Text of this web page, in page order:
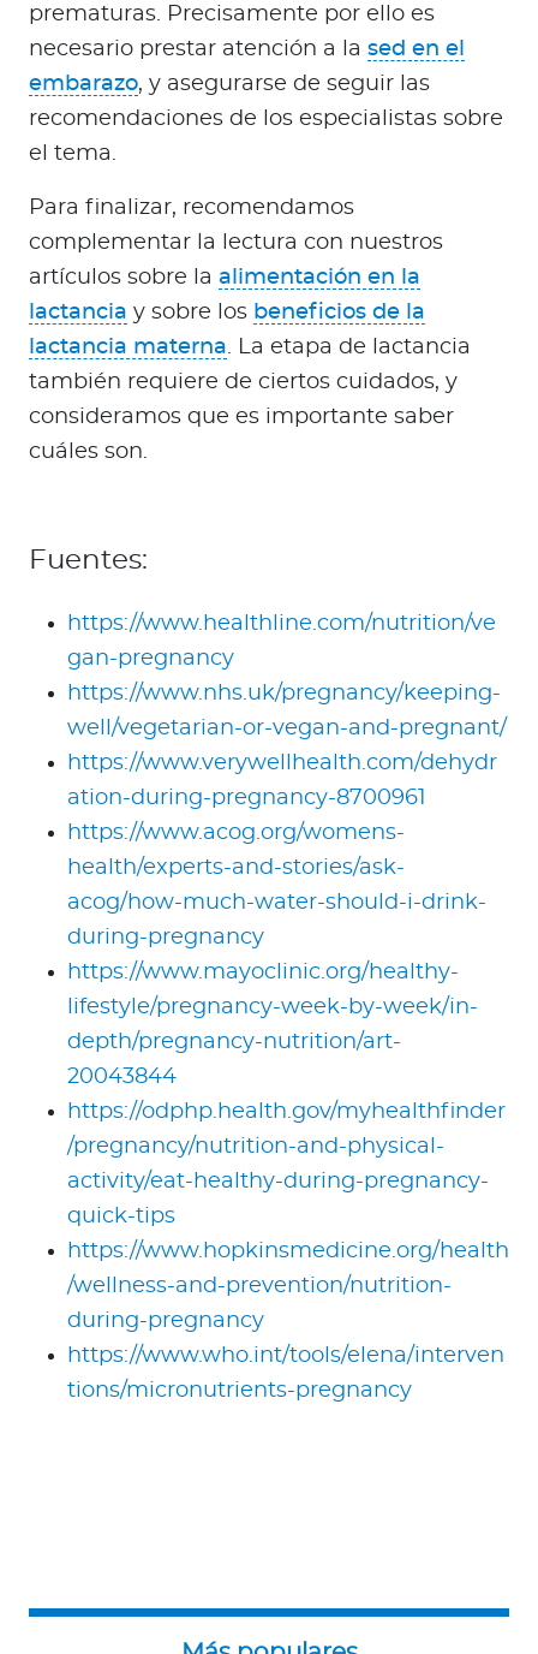
prematuras. Precisamente por ello es
necesario prestar atención a la sed en el
embarazo, y asegurarse de seguir las
recomendaciones de los especialistas sobre
el tema.
Para finalizar, recomendamos
complementar la lectura con nuestros
artículos sobre la alimentación en la
lactancia y sobre los beneficios de la
lactancia materna. La etapa de lactancia
también requiere de ciertos cuidados, y
consideramos que es importante saber
cuáles son.
Fuentes:
https://www.healthline.com/nutrition/ve
gan-pregnancy
https://www.nhs.uk/pregnancy/keeping-
well/vegetarian-or-vegan-and-pregnant/
https://www.verywellhealth.com/dehydr
ation-during-pregnancy-8700961
https://www.acog.org/womens-
health/experts-and-stories/ask-
acog/how-much-water-should-i-drink-
during-pregnancy
https://www.mayoclinic.org/healthy-
lifestyle/pregnancy-week-by-week/in-
depth/pregnancy-nutrition/art-
20043844
https://odphp.health.gov/myhealthfinder
/pregnancy/nutrition-and-physical-
activity/eat-healthy-during-pregnancy-
quick-tips
https://www.hopkinsmedicine.org/health
/wellness-and-prevention/nutrition-
during-pregnancy
https://www.who.int/tools/elena/interven
tions/micronutrients-pregnancy